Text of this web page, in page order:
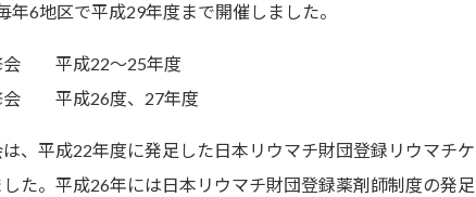
6地区で平成29年度まで開催しました。
会 平成22～25年度
会 平成26度、27年度
、平成22年度に発足した日本リウマチ財団登録リウマチ
た。平成26年には日本リウマチ財団登録薬剤師制度の発